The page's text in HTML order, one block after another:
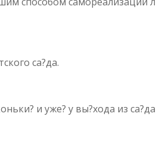
са?да.
и уже? у вы?хода из са